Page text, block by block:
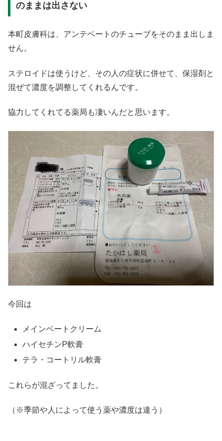
のままは出さない
本町皮膚科は、アンテベートのチューブをそのまま出しま
せん。
ステロイドは使うけど、その人の症状に併せて、保湿剤と
混ぜて濃度を調整してくれるんです。
協力してくれてる薬局も凄いんだと思います。
今回は
メインベートクリーム
ハイセチンP軟膏
テラ・コートリル軟膏
これらが混ざってました。
（※季節や人によって使う薬や濃度は違う）